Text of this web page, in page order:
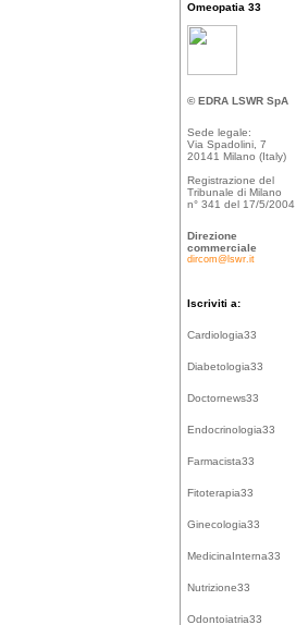
Omeopatia 33
© EDRA LSWR SpA
Sede legale:
Via Spadolini, 7
20141 Milano (Italy)
Registrazione del
Tribunale di Milano
n° 341 del 17/5/2004
Direzione
commerciale
dircom@lswr.it
Iscriviti a:
Cardiologia33
Diabetologia33
Doctornews33
Endocrinologia33
Farmacista33
Fitoterapia33
Ginecologia33
MedicinaInterna33
Nutrizione33
Odontoiatria33